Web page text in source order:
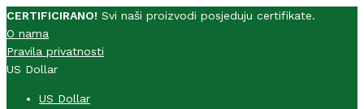
CERTIFICIRANO! Svi naši proizvodi posjeduju certifikate.
O nama
Pravila privatnosti
US Dollar
US Dollar